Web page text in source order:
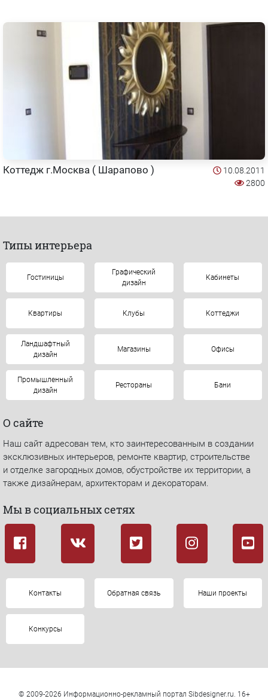
Коттедж г.Москва ( Шарапово )
10.08.2011
2800
Типы интерьера
Гостиницы
Графический
дизайн
Кабинеты
Квартиры Клубы Коттеджи
Ландшафтный
дизайн
Магазины Офисы
Промышленный
дизайн
Рестораны Бани
О сайте
Наш сайт адресован тем, кто заинтересованным в создании
эксклюзивных интерьеров, ремонте квартир, строительстве
и отделке загородных домов, обустройстве их территории, а
также дизайнерам, архитекторам и декораторам.
Мы в социальных сетях
Контакты Обратная связь Наши проекты
Конкурсы
© 2009-2026 Информационно-рекламный портал Sibdesigner.ru. 16+